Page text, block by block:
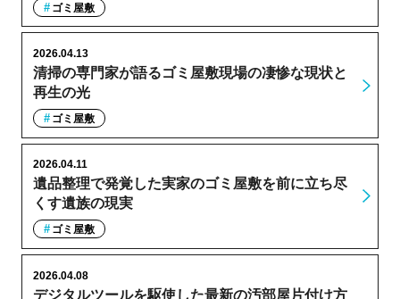
ゴミ屋敷
清掃の専門家が語るゴミ屋敷現場の凄惨な現状と
再生の光
2026.04.13
ゴミ屋敷
遺品整理で発覚した実家のゴミ屋敷を前に立ち尽
くす遺族の現実
2026.04.11
ゴミ屋敷
デジタルツールを駆使した最新の汚部屋片付け方
2026.04.08